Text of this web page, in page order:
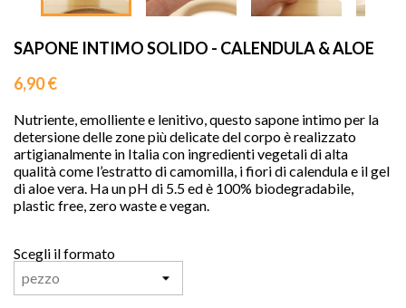
SAPONE INTIMO SOLIDO - CALENDULA & ALOE
6,90 €
Nutriente, emolliente e lenitivo, questo sapone intimo per la
detersione delle zone più delicate del corpo è realizzato
artigianalmente in Italia con ingredienti vegetali di alta
qualità come l’estratto di camomilla, i fiori di calendula e il gel
di aloe vera. Ha un pH di 5.5 ed è 100% biodegradabile,
plastic free, zero waste e vegan.
Scegli il formato